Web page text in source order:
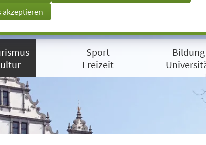
akzeptieren
Sport
Freizeit
Bildung